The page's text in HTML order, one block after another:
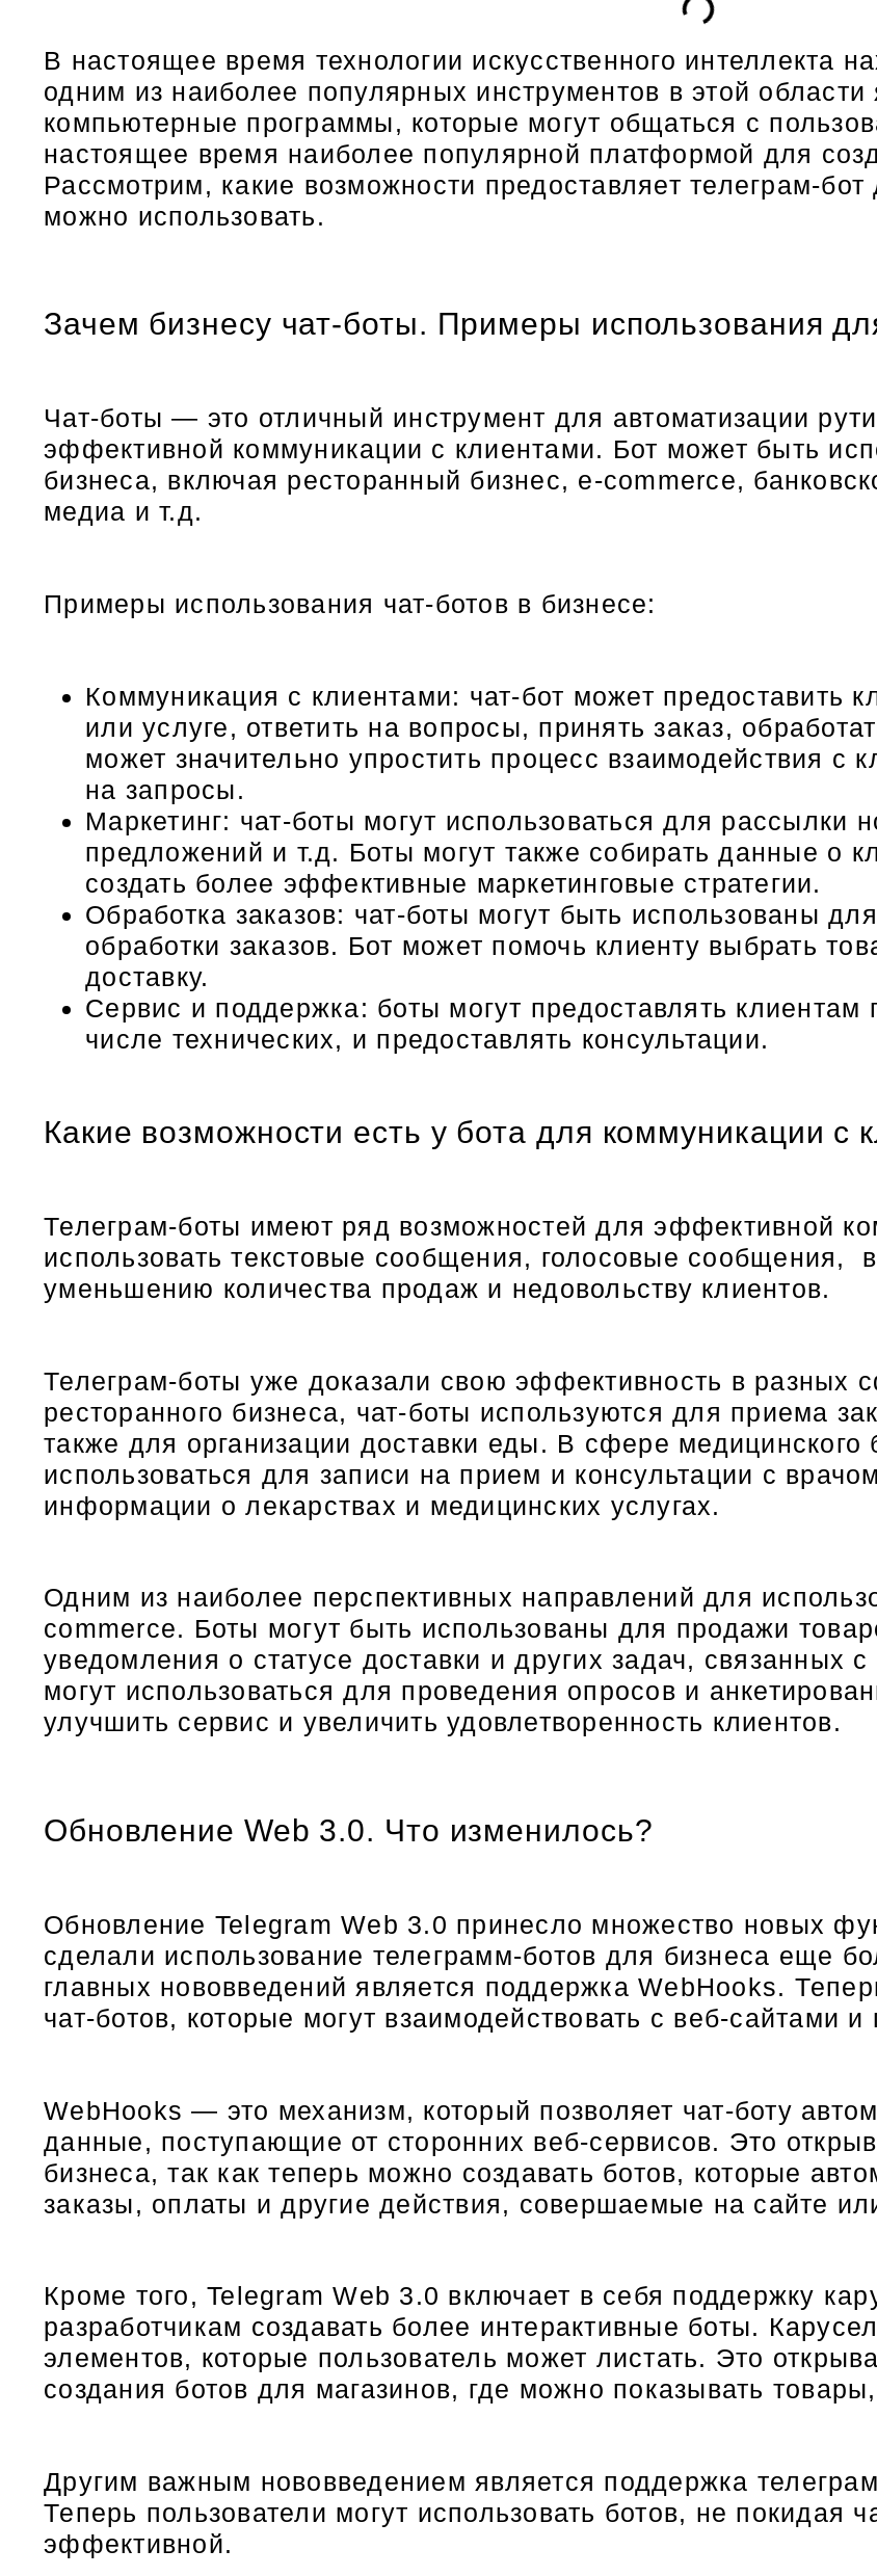
В настоящее время технологии искусственного интеллекта
одним из наиболее популярных инструментов в этой
компьютерные программы, которые могут общаться с
настоящее время наиболее популярной платформой для
Рассмотрим, какие возможности предоставляет телеграм-
можно использовать.
Зачем бизнесу чат-боты. Примеры использования
Чат-боты — это отличный инструмент для автоматизации
эффективной коммуникации с клиентами. Бот может быть
бизнеса, включая ресторанный бизнес, e-commerce,
медиа и т.д.
Примеры использования чат-ботов в бизнесе:
Коммуникация с клиентами: чат-бот может предоставить
или услуге, ответить на вопросы, принять заказ,
может значительно упростить процесс взаимодействия с
на запросы.
Маркетинг: чат-боты могут использоваться для рассылки
предложений и т.д. Боты могут также собирать данные о
создать более эффективные маркетинговые стратегии.
Обработка заказов: чат-боты могут быть использованы
обработки заказов. Бот может помочь клиенту выбрать
доставку.
Сервис и поддержка: боты могут предоставлять
числе технических, и предоставлять консультации.
Какие возможности есть у бота для коммуникации с
Телеграм-боты имеют ряд возможностей для эффективной
использовать текстовые сообщения, голосовые сообщения,
уменьшению количества продаж и недовольству клиентов.
Телеграм-боты уже доказали свою эффективность в разных
ресторанного бизнеса, чат-боты используются для приема
также для организации доставки еды. В сфере медицинского
использоваться для записи на прием и консультации с
информации о лекарствах и медицинских услугах.
Одним из наиболее перспективных направлений для
commerce. Боты могут быть использованы для продажи
уведомления о статусе доставки и других задач, связанных
могут использоваться для проведения опросов и
улучшить сервис и увеличить удовлетворенность клиентов.
Обновление Web 3.0. Что изменилось?
Обновление Telegram Web 3.0 принесло множество новых
сделали использование телеграмм-ботов для бизнеса еще
главных нововведений является поддержка WebHooks.
чат-ботов, которые могут взаимодействовать с веб-сайтами
WebHooks — это механизм, который позволяет чат-боту
данные, поступающие от сторонних веб-сервисов. Это
бизнеса, так как теперь можно создавать ботов, которые
заказы, оплаты и другие действия, совершаемые на сайте
Кроме того, Telegram Web 3.0 включает в себя поддержку
разработчикам создавать более интерактивные боты.
элементов, которые пользователь может листать. Это
создания ботов для магазинов, где можно показывать
Другим важным нововведением является поддержка
Теперь пользователи могут использовать ботов, не покидая
эффективной.